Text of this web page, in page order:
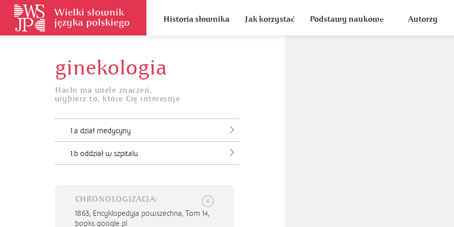
Historia słownika Jak korzystać Podstawy naukowe Autorzy
ginekologia
Hasło ma wiele znaczeń,
wybierz to, które Cię interesuje
1.a dział medycyny
1.b oddział w szpitalu
CHRONOLOGIZACJA:
1863, Encyklopedyja powszechna, Tom 14,
books.google.pl